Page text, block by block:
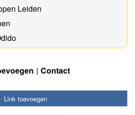
Leiden
Contact
Link toevoegen